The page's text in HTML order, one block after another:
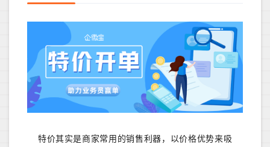
特价其实是商家常用的销售利器，以价格优势来吸